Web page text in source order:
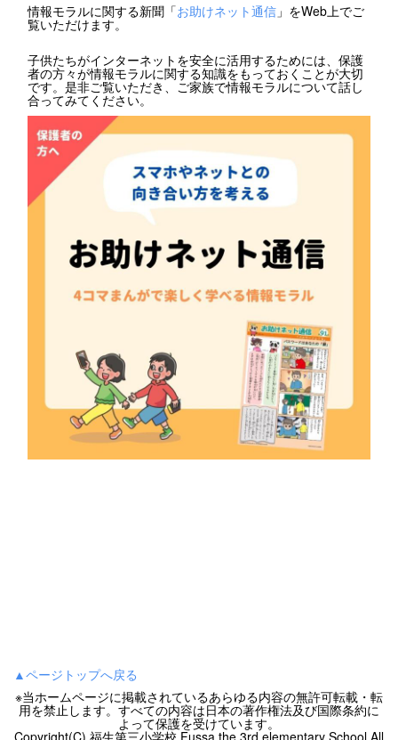
情報モラルに関する新聞「お助けネット通信 」をWeb上でご
覧いただけます。
子供たちがインターネットを安全に活用するためには、保護
者の方々が情報モラルに関する知識をもっておくことが大切
です。是非ご覧いただき、ご家族で情報モラルについて話し
合ってみてください。
▲ページトップへ戻る
※当ホームページに掲載されているあらゆる内容の無許可転載・転
用を禁止します。すべての内容は日本の著作権法及び国際条約に
よって保護を受けています。
Copyright(C) 福生第三小学校 Fussa the 3rd elementary School All